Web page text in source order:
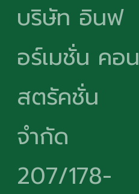
บริษัท อินฟ
อร์เมชั่น คอน
สตรัคชั่น
จำกัด
207/178-